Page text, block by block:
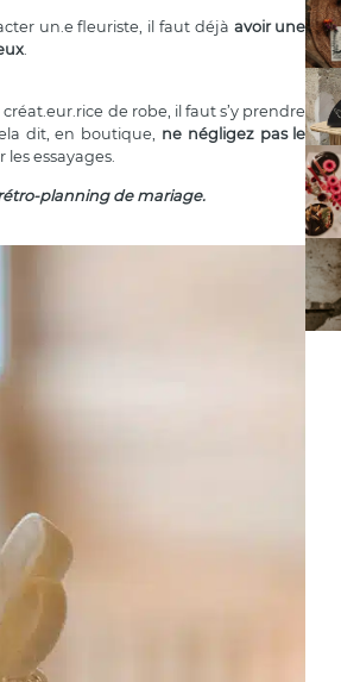
un.e fleuriste, il faut déjà avoir une
.
de robe, il faut s’y prendre
dit, en boutique, ne négligez pas le
essayages.
planning de mariage.